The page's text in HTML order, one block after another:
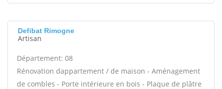
Defibat Rimogne
Artisan
Département: 08
Rénovation dappartement / de maison - Aménagement
de combles - Porte intérieure en bois - Plaque de plâtre